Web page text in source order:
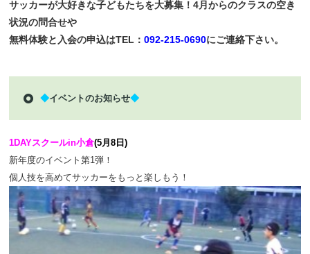
サッカーが大好きな子どもたちを大募集！4月からのクラスの空き
状況の問合せや
無料体験と入会の申込はTEL：092-215-0690にご連絡下さい。
◆イベントのお知らせ◆
1DAYスクールin小倉(5月8日)
新年度のイベント第1弾！
個人技を高めてサッカーをもっと楽しもう！